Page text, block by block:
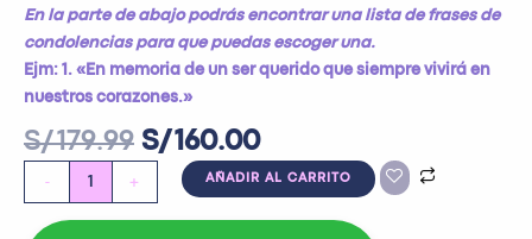
En la parte de abajo podrás encontrar una lista de frases de
condolencias para que puedas escoger una.
Ejm: 1. «En memoria de un ser querido que siempre vivirá en
nuestros corazones.»
S/179.99 S/160.00
- + AÑADIR AL CARRITO